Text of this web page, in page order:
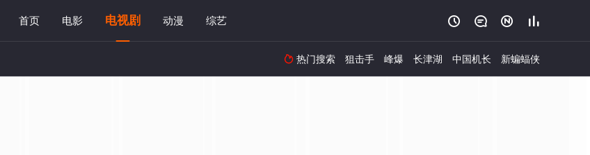
首页 电影 电视剧 动漫 综艺    
 热门搜索 狙击手 峰爆 长津湖 中国机长 新蝙蝠侠